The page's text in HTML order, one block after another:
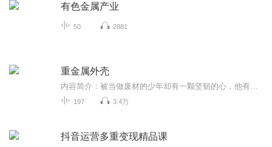
有色金属产业
50 2881
重金属外壳
197 3.4万
抖音运营多重变现精品课